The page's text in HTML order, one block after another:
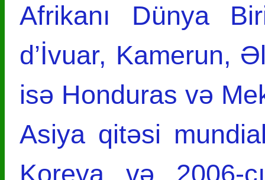
Afrikanı Dünya
d’İvuar, Kamerun,
isə Honduras və
Asiya qitəsi
Koreya və 2006-